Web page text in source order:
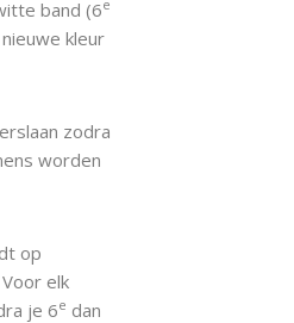
band (6e
kleur
zodra
worden
op
elk
je 6e dan